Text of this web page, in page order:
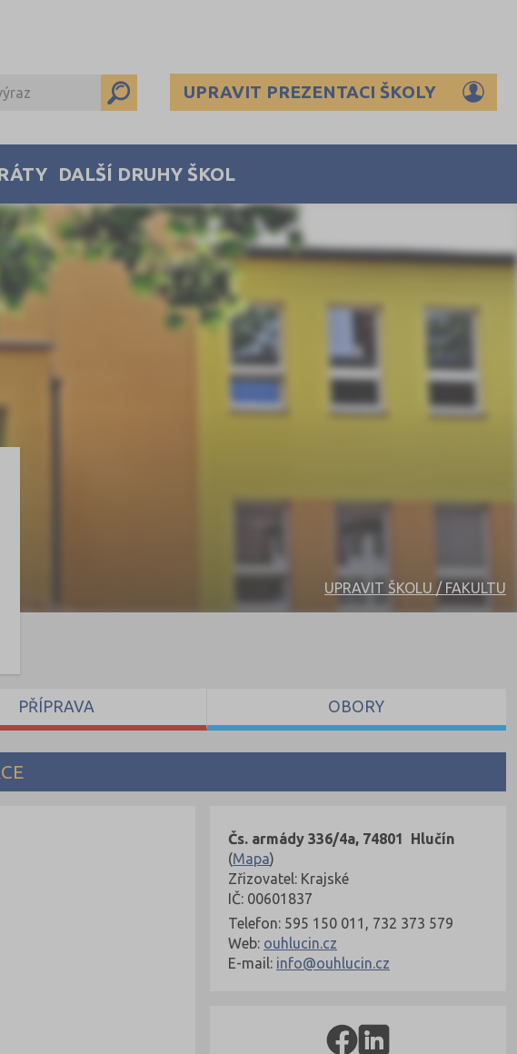
UPRAVIT PREZENTACI ŠKOLY
DALŠÍ DRUHY ŠKOL
UPRAVIT ŠKOLU / FAKULTU
Čs. armády 336/4a, 74801 Hlučín
(Mapa)
Zřizovatel: Krajské
IČ: 00601837
Telefon: 595 150 011, 732 373 579
Web: ouhlucin.cz
E-mail: info@ouhlucin.cz
PŘÍPRAVA OBORY